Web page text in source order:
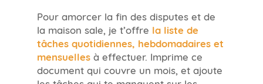
Pour amorcer la fin des disputes et de
la maison sale, je t’offre la liste de
tâches quotidiennes, hebdomadaires et
mensuellesà effectuer. Imprime ce
document qui couvre un mois, et ajoute